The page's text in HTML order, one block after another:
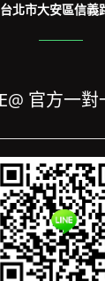
北市大安區信義
官方一